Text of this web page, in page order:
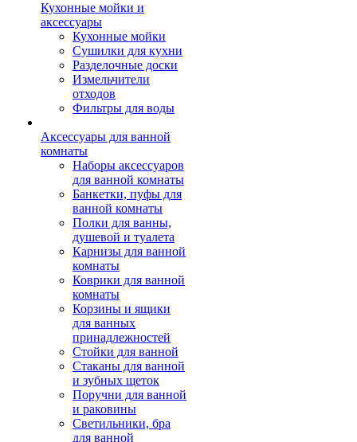
Кухонные мойки и
аксессуары
Кухонные мойки
Сушилки для кухни
Разделочные доски
Измельчители
отходов
Фильтры для воды
Аксессуары для ванной
комнаты
Наборы аксессуаров
для ванной комнаты
Банкетки, пуфы для
ванной комнаты
Полки для ванны,
душевой и туалета
Карнизы для ванной
комнаты
Коврики для ванной
комнаты
Корзины и ящики
для ванных
принадлежностей
Стойки для ванной
Стаканы для ванной
и зубных щеток
Поручни для ванной
и раковины
Светильники, бра
для ванной